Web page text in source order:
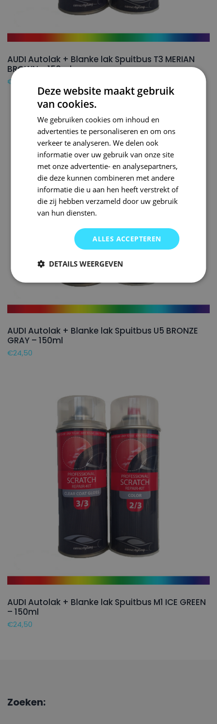
AUDI Autolak + Blanke lak Spuitbus T3 MERIAN
BROWN – 150ml
€
AUDI Autolak + Blanke lak Spuitbus U5 BRONZE
GRAY – 150ml
€24,50
AUDI Autolak + Blanke lak Spuitbus M1 ICE GREEN
– 150ml
€24,50
Zoeken:
Deze website maakt gebruik
van cookies.
We gebruiken cookies om inhoud en
advertenties te personaliseren en om ons
verkeer te analyseren. We delen ook
informatie over uw gebruik van onze site
met onze advertentie- en analysepartners,
die deze kunnen combineren met andere
informatie die u aan hen heeft verstrekt of
die zij hebben verzameld door uw gebruik
van hun diensten.
ALLES ACCEPTEREN
DETAILS WEERGEVEN